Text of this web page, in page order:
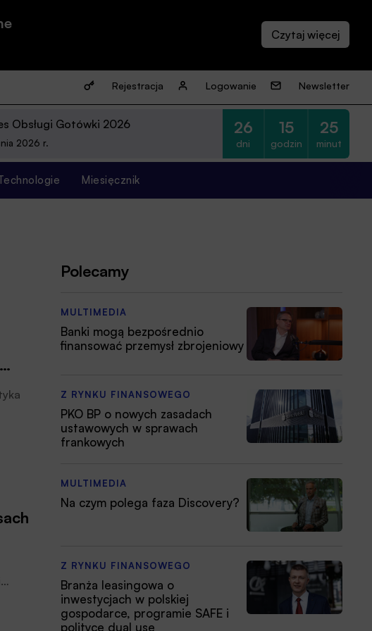
Rejestracja Logowanie Newsletter
Obsługi Gotówki 2026
2026 r.
26
dni
15
godzin
25
minut
Miesięcznik
Polecamy
MULTIMEDIA
Banki mogą bezpośrednio
finansować przemysł zbrojeniowy
Z RYNKU FINANSOWEGO
PKO BP o nowych zasadach
ustawowych w sprawach
frankowych
MULTIMEDIA
Na czym polega faza Discovery?
Z RYNKU FINANSOWEGO
Branża leasingowa o
inwestycjach w polskiej
gospodarce, programie SAFE i
polityce dual use